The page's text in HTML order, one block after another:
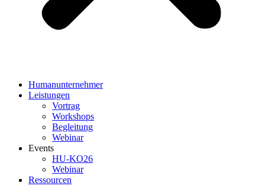
Humanunternehmer
Leistungen
Vortrag
Workshops
Begleitung
Webinar
Events
HU-KO26
Webinar
Ressourcen